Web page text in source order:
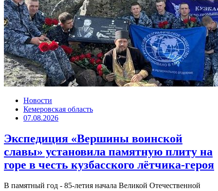
Новости
Кемеровская область
07.08.2026
Экспедиция «Вершины воинской
славы» установила памятную плиту на
горе в честь кузбасского лётчика-героя
В памятный год - 85-летия начала Великой Отечественной